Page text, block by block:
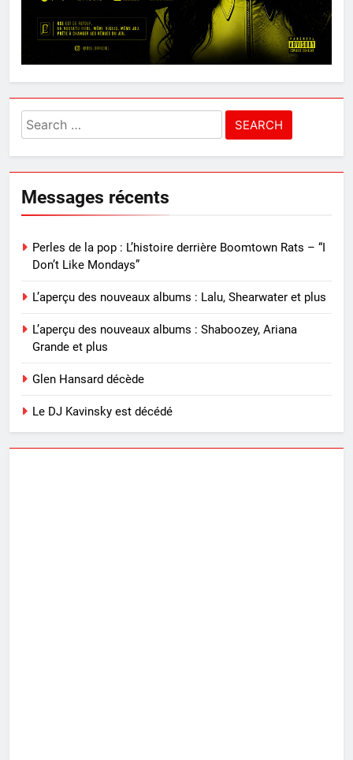
Search
for:
Messages récents
Perles de la pop : L’histoire derrière Boomtown Rats – “I
Don’t Like Mondays”
L’aperçu des nouveaux albums : Lalu, Shearwater et plus
L’aperçu des nouveaux albums : Shaboozey, Ariana
Grande et plus
Glen Hansard décède
Le DJ Kavinsky est décédé